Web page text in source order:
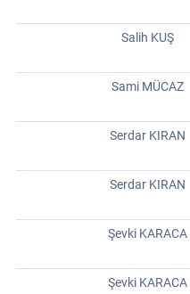
Salih KUŞ
Sami MÜCAZ
Serdar KIRAN
Serdar KIRAN
Şevki KARACA
Şevki KARACA